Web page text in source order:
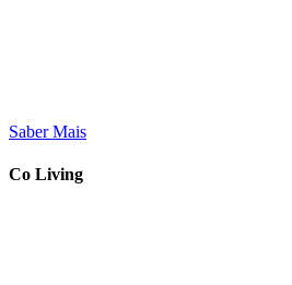
Saber Mais
Co Living